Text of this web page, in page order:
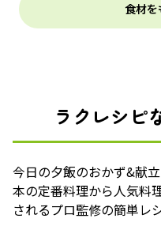
食材を
ラクレシピ
今日の夕飯のおかず&献
本の定番料理から人気料
されるプロ監修の簡単レ